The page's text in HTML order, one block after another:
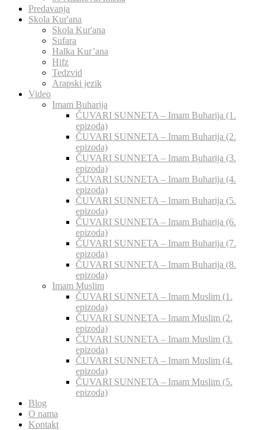
Predavanja
Skola Kur'ana
Skola Kur'ana
Sufara
Halka Kur’ana
Hifz
Tedzvid
Arapski jezik
Video
Imam Buharija
ČUVARI SUNNETA – Imam Buharija (1.
epizoda)
ČUVARI SUNNETA – Imam Buharija (2.
epizoda)
ČUVARI SUNNETA – Imam Buharija (3.
epizoda)
ČUVARI SUNNETA – Imam Buharija (4.
epizoda)
ČUVARI SUNNETA – Imam Buharija (5.
epizoda)
ČUVARI SUNNETA – Imam Buharija (6.
epizoda)
ČUVARI SUNNETA – Imam Buharija (7.
epizoda)
ČUVARI SUNNETA – Imam Buharija (8.
epizoda)
Imam Muslim
ČUVARI SUNNETA – Imam Muslim (1.
epizoda)
ČUVARI SUNNETA – Imam Muslim (2.
epizoda)
ČUVARI SUNNETA – Imam Muslim (3.
epizoda)
ČUVARI SUNNETA – Imam Muslim (4.
epizoda)
ČUVARI SUNNETA – Imam Muslim (5.
epizoda)
Blog
O nama
Kontakt